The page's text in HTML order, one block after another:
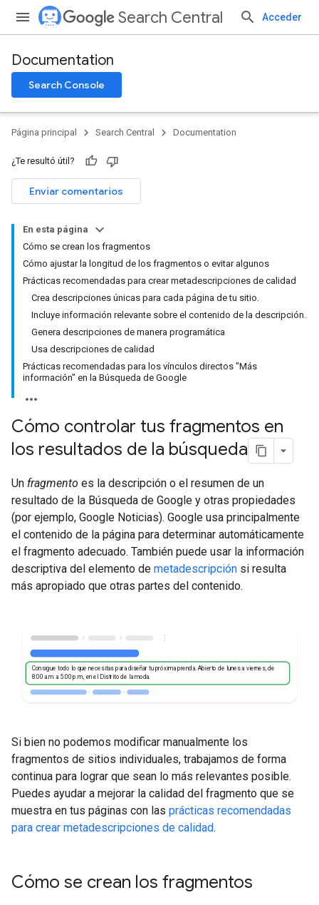
Search Central Acceder
Documentation
Search Console
Página principal Search Central Documentation
¿Te resultó útil?
Enviar comentarios
En esta página
Cómo se crean los fragmentos
Cómo ajustar la longitud de los fragmentos o evitar algunos
Prácticas recomendadas para crear metadescripciones de calidad
Crea descripciones únicas para cada página de tu sitio.
Incluye información relevante sobre el contenido de la descripción.
Genera descripciones de manera programática
Usa descripciones de calidad
Prácticas recomendadas para los vínculos directos "Más
información" en la Búsqueda de Google
Cómo controlar tus fragmentos en
los resultados de la búsqueda
Un fragmento es la descripción o el resumen de un
resultado de la Búsqueda de Google y otras propiedades
(por ejemplo, Google Noticias). Google usa principalmente
el contenido de la página para determinar automáticamente
el fragmento adecuado. También puede usar la información
descriptiva del elemento de metadescripción si resulta
más apropiado que otras partes del contenido.
Consigue todo lo que necesitas para diseñar tu próxima prenda. Abierto de lunes a viernes, de
8:00 a.m. a 5:00 p.m., en el Distrito de la moda.
Si bien no podemos modificar manualmente los
fragmentos de sitios individuales, trabajamos de forma
continua para lograr que sean lo más relevantes posible.
Puedes ayudar a mejorar la calidad del fragmento que se
muestra en tus páginas con las prácticas recomendadas
para crear metadescripciones de calidad.
Cómo se crean los fragmentos